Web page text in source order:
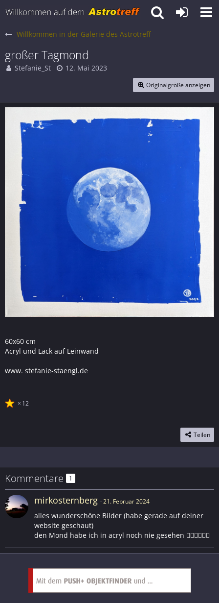
Willkommen in der Galerie des Astrotreff
großer Tagmond
Stefanie_St 12. Mai 2023
Originalgröße anzeigen
60x60 cm
Acryl und Lack auf Leinwand
www. stefanie-staengl.de
12
Teilen
Kommentare 1
mirkosternberg 21. Februar 2024
alles wunderschöne Bilder (habe gerade auf deiner
website geschaut)
den Mond habe ich in acryl noch nie gesehen 👌🏻👌🏻👌🏻